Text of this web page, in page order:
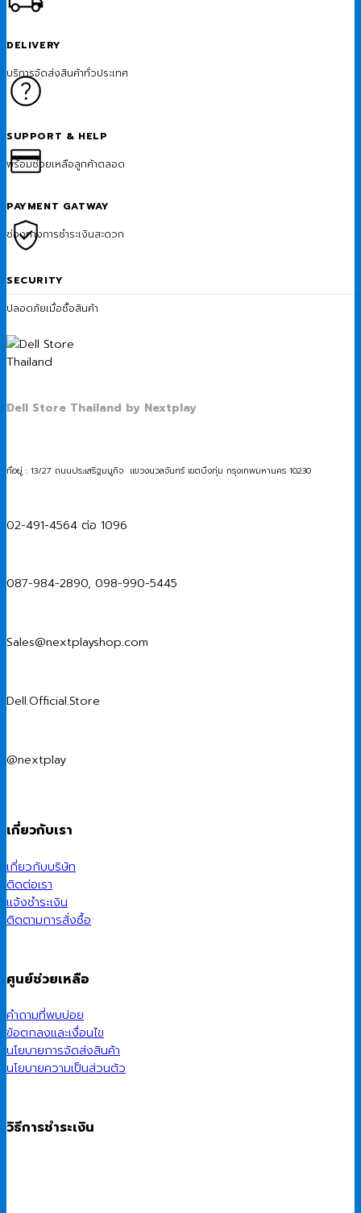
DELIVERY
บริการจัดส่งสินค้าทั่วประเทศ
SUPPORT & HELP
พร้อมช่วยเหลือลูกค้าตลอด
PAYMENT GATWAY
ช่องทางการชำระเงินสะดวก
SECURITY
ปลอดภัยเมื่อซื้อสินค้า
Dell Store Thailand by Nextplay
ที่อยู่ : 13/27 ถนนประเสริฐมนูกิจ แขวงนวลจันทร์ เขตบึงกุ่ม กรุงเทพมหานคร 10230
02-491-4564 ต่อ 1096
087-984-2890, 098-990-5445
Sales@nextplayshop.com
Dell.Official.Store
@nextplay
เกี่ยวกับเรา
เกี่ยวกับบริษัท
ติดต่อเรา
แจ้งชำระเงิน
ติดตามการสั่งซื้อ
ศูนย์ช่วยเหลือ
คำถามที่พบบ่อย
ข้อตกลงและเงื่อนไข
นโยบายการจัดส่งสินค้า
นโยบายความเป็นส่วนตัว
วิธีการชำระเงิน